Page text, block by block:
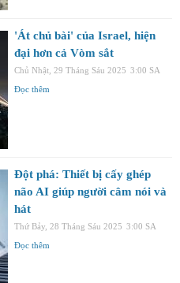
'Át chủ bài' của Israel, hiện
đại hơn cả Vòm sắt
Chủ Nhật, 29 Tháng Sáu 2025 3:00 SA
Đọc thêm
Đột phá: Thiết bị cấy ghép
não AI giúp người câm nói và
hát
Thứ Bảy, 28 Tháng Sáu 2025 3:00 SA
Đọc thêm